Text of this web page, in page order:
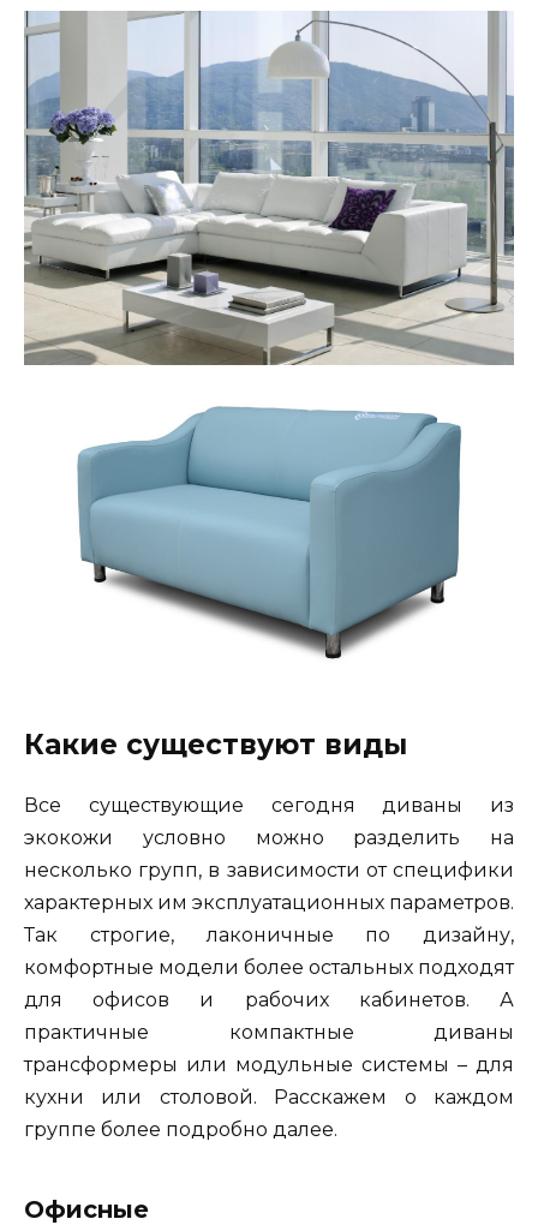
Какие существуют виды
Все существующие сегодня диваны из
экокожи условно можно разделить на
несколько групп, в зависимости от специфики
характерных им эксплуатационных параметров.
Так строгие, лаконичные по дизайну,
комфортные модели более остальных подходят
для офисов и рабочих кабинетов. А
практичные компактные диваны
трансформеры или модульные системы – для
кухни или столовой. Расскажем о каждом
группе более подробно далее.
Офисные